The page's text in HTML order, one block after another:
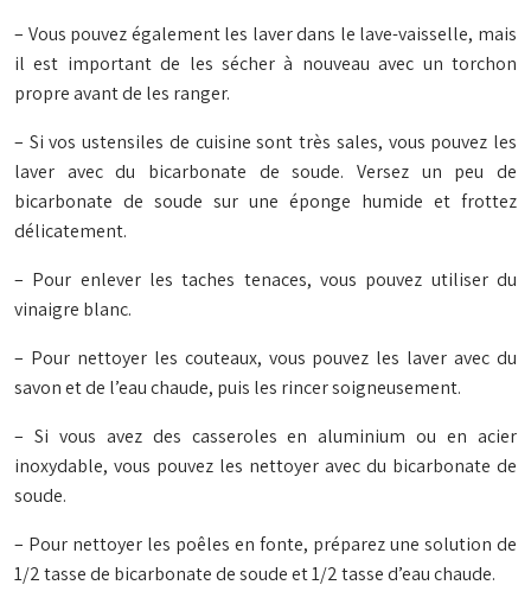
– Vous pouvez également les laver dans le lave-vaisselle, mais
il est important de les sécher à nouveau avec un torchon
propre avant de les ranger.
– Si vos ustensiles de cuisine sont très sales, vous pouvez les
laver avec du bicarbonate de soude. Versez un peu de
bicarbonate de soude sur une éponge humide et frottez
délicatement.
– Pour enlever les taches tenaces, vous pouvez utiliser du
vinaigre blanc.
– Pour nettoyer les couteaux, vous pouvez les laver avec du
savon et de l’eau chaude, puis les rincer soigneusement.
– Si vous avez des casseroles en aluminium ou en acier
inoxydable, vous pouvez les nettoyer avec du bicarbonate de
soude.
– Pour nettoyer les poêles en fonte, préparez une solution de
1/2 tasse de bicarbonate de soude et 1/2 tasse d’eau chaude.